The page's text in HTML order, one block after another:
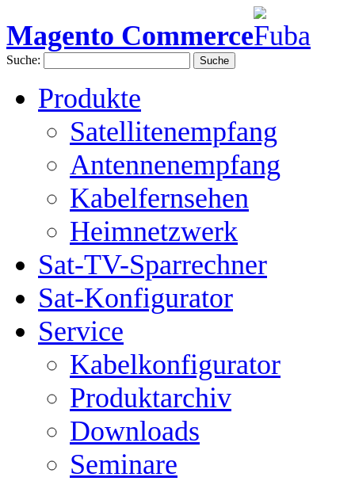
Magento Commerce
Suche: Suche
Produkte
Satellitenempfang
Antennenempfang
Kabelfernsehen
Heimnetzwerk
Sat-TV-Sparrechner
Sat-Konfigurator
Service
Kabelkonfigurator
Produktarchiv
Downloads
Seminare